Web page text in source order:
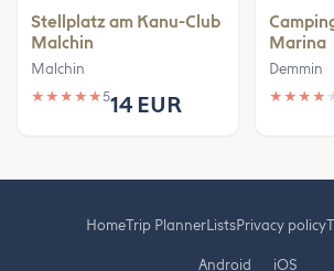
Stellplatz am Kanu-Club
Malchin
Malchin
★ ★ ★ ★ ★514 EUR
Marina
Demmin
★ ★ ★ ★
HomeTrip PlannerListsPrivacy policy
Android iOS